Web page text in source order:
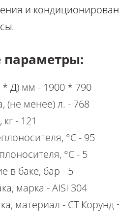
и
* Д) мм - 1900 * 790
(не менее) л. - 768
- 121
°С - 95
°С - 5
в баке, бар - 5
марка - AISI 304
материал - СТ Корунд